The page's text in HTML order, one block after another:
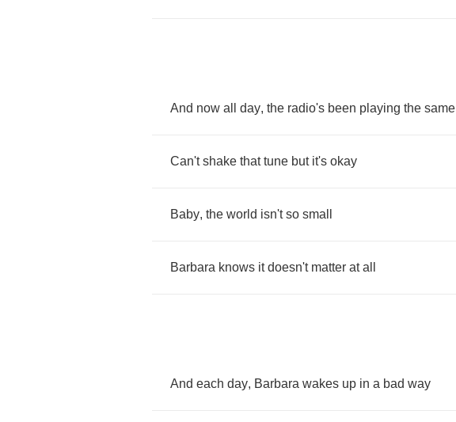
And now all day, the radio's been playing the same
Can't shake that tune but it's okay
Baby, the world isn't so small
Barbara knows it doesn't matter at all
And each day, Barbara wakes up in a bad way